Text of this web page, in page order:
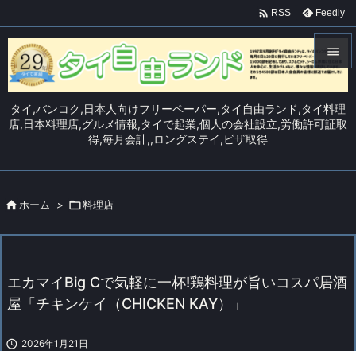
タイ,バンコク,日本人向けフリーペーパー,タイ自由ランド,タイ料理
店,日本料理店,グルメ情報,タイで起業,個人の会社設立,労働許可証取
得,毎月会計,,ロングステイ,ビザ取得

メニュ


 RSS Feedly
 ホーム > 料理店
エカマイBig Cで気軽に一杯!鶏料理が旨いコスパ居酒
屋「チキンケイ（CHICKEN KAY）」
 2026年1月21日